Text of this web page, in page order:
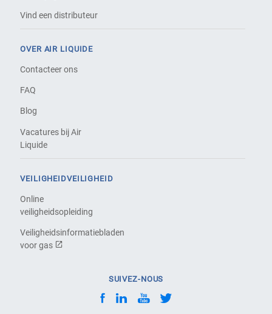
Vind een distributeur
OVER AIR LIQUIDE
Contacteer ons
FAQ
Blog
Vacatures bij Air
Liquide
VEILIGHEIDVEILIGHEID
Online
veiligheidsopleiding
Veiligheidsinformatiebladen
voor gas
SUIVEZ-NOUS